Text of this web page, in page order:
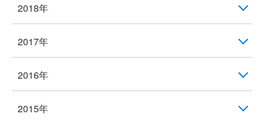
2018年
2017年
2016年
2015年